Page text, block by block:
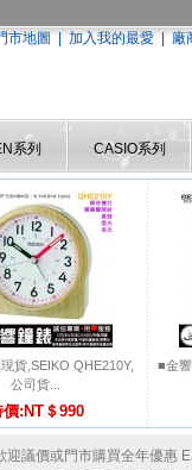
市地圖 加入我的最愛
廠
系列 CASIO系列
貨,SEIKO QHE210Y,
公司貨...
價:NT＄990
■金
議價或門市購買全年優惠